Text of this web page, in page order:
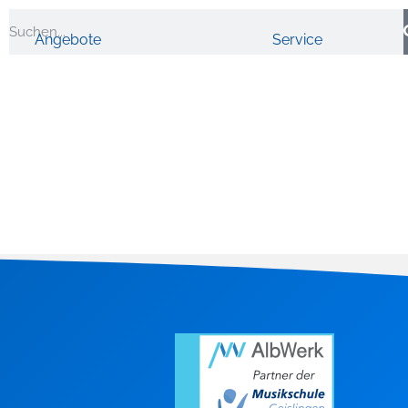
Angebote Service